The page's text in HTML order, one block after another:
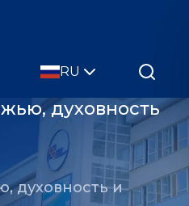
RU
духовность
духовность и